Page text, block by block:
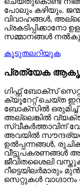
പോലും കഴിയും.
വിവാഹങ്ങൾ,
പ്രകടിപ്പിക്കാനോ
സമ്മാനങ്ങൾ
കൂടുതലറിയുക
പ്രത്യേക
ഗിഫ്റ്റ് ബോക്സ്
ക്യൂറേറ്റ് ചെയ്ത
ബോക്സിൽ ഒരുമിച്ച്
അല്ലെങ്കിൽ
സ്വീകർത്താവിന്
അവയിൽ
ഉൽപ്പന്നങ്ങൾ,
വീട്ടുപകരണങ്ങൾ
ജീവിതശൈലി
റീട്ടെയിലർമാരും
സെറ്റുകൾ വാഗ്ദാനം